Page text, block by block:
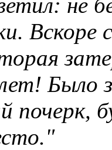
Вскоре
Было
почерк,